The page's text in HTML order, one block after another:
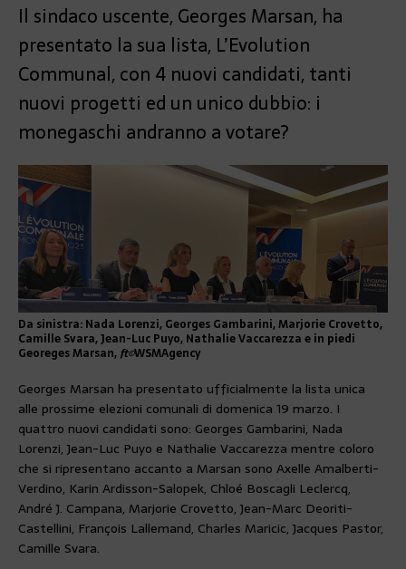
Il sindaco uscente, Georges Marsan, ha
presentato la sua lista, L’Evolution
Communal, con 4 nuovi candidati, tanti
nuovi progetti ed un unico dubbio: i
monegaschi andranno a votare?
Da sinistra: Nada Lorenzi, Georges Gambarini, Marjorie Crovetto,
Camille Svara, Jean-Luc Puyo, Nathalie Vaccarezza e in piedi
Georeges Marsan, ft©WSMAgency
Georges Marsan ha presentato ufficialmente la lista unica
alle prossime elezioni comunali di domenica 19 marzo. I
quattro nuovi candidati sono: Georges Gambarini, Nada
Lorenzi, Jean-Luc Puyo e Nathalie Vaccarezza mentre coloro
che si ripresentano accanto a Marsan sono Axelle Amalberti-
Verdino, Karin Ardisson-Salopek, Chloé Boscagli Leclercq,
André J. Campana, Marjorie Crovetto, Jean-Marc Deoriti-
Castellini, François Lallemand, Charles Maricic, Jacques Pastor,
Camille Svara.